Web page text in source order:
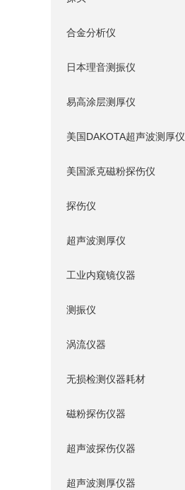
合金分析仪
日本理音测振仪
易高涂层测厚仪
美国DAKOTA超声波测厚仪
美国派克磁粉探伤仪
探伤仪
超声波测厚仪
工业内窥镜仪器
测振仪
涡流仪器
无损检测仪器耗材
磁粉探伤仪器
超声波探伤仪器
超声波测厚仪器